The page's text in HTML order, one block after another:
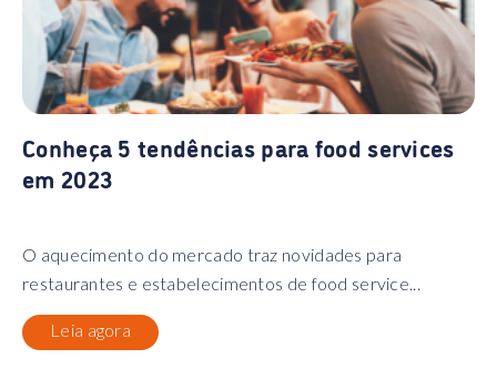
Conheça 5 tendências para food services
em 2023
O aquecimento do mercado traz novidades para
restaurantes e estabelecimentos de food service...
Leia agora